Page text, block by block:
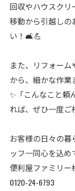
回収やハウスク
移動から引越しの
い！🛋️💪
また、リフォー
から、細かな作
✨「こんなこと頼
れば、ぜひ一度ご
お客様の日々の
ッフ一同心を込め
便利屋ファミリー
0120-24-6793